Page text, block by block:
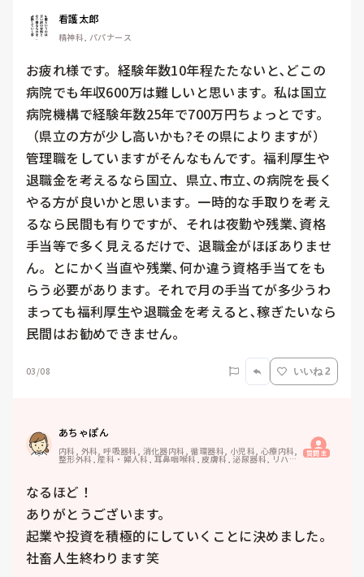
看護太郎
精神科, パパナース
お疲れ様です。経験年数10年程たたないと､どこの
病院でも年収600万は難しいと思います。私は国立
病院機構で経験年数25年で700万円ちょっとです。
（県立の方が少し高いかも?その県によりますが）
管理職をしていますがそんなもんです。福利厚生や
退職金を考えるなら国立、県立､市立､の病院を長く
やる方が良いかと思います。一時的な手取りを考え
るなら民間も有りですが、それは夜勤や残業､資格
手当等で多く見えるだけで、退職金がほぼありませ
ん。とにかく当直や残業､何か違う資格手当てをも
らう必要があります。それで月の手当てが多少うわ
まっても福利厚生や退職金を考えると､稼ぎたいなら
民間はお勧めできません。
03/08 いいね 2
あちゃぽん
内科, 外科, 呼吸器科, 消化器内科, 循環器科, 小児科, 心療内科,
整形外科, 産科・婦人科, 耳鼻咽喉科, 皮膚科, 泌尿器科, リハビ
リ科, 総合診療科, 救急科, 超急性期, ICU, CCU, HCU, その他
科, 一般病院, 慢性期, 回復期, 終末期, オペ室, 透析, 検診・健
診
質問主
なるほど！
ありがとうございます。
起業や投資を積極的にしていくことに決めました。
社畜人生終わります笑